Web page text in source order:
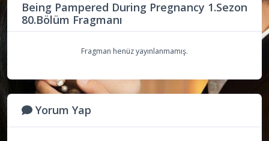
Being Pampered During Pregnancy 1.Sezon
80.Bölüm Fragmanı
Fragman henüz yayınlanmamış.
Yorum Yap